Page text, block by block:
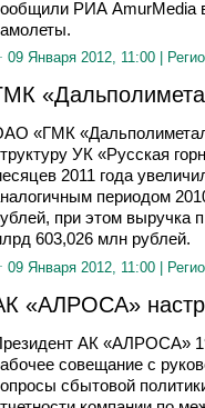
РИА AmurMedia
09 Января 2012, 11:00 |
«ГМК
УК «Русская
2011 года
периодом
при этом выручка
603,026 млн рублей.
09 Января 2012, 11:00 |
«АЛРОСА»
АК «АЛРОСА»
совещание с
сбытовой